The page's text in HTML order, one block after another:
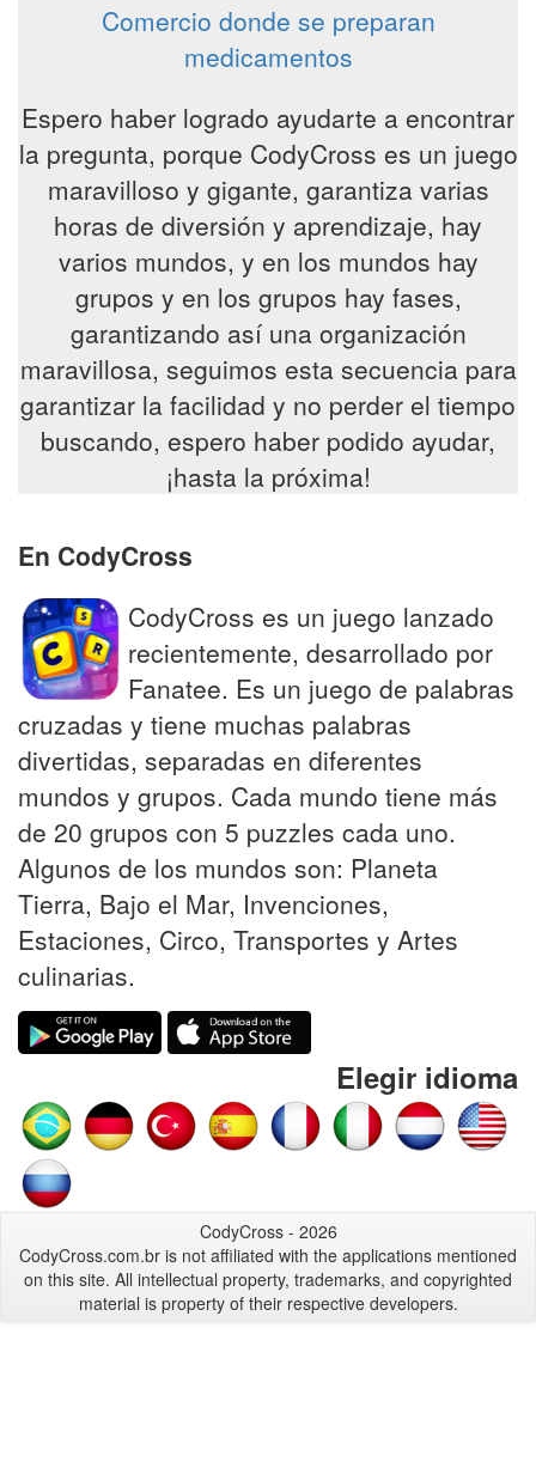
Comercio donde se preparan
medicamentos
Espero haber logrado ayudarte a encontrar
la pregunta, porque CodyCross es un juego
maravilloso y gigante, garantiza varias
horas de diversión y aprendizaje, hay
varios mundos, y en los mundos hay
grupos y en los grupos hay fases,
garantizando así una organización
maravillosa, seguimos esta secuencia para
garantizar la facilidad y no perder el tiempo
buscando, espero haber podido ayudar,
¡hasta la próxima!
En CodyCross
CodyCross es un juego lanzado
recientemente, desarrollado por
Fanatee. Es un juego de palabras
cruzadas y tiene muchas palabras
divertidas, separadas en diferentes
mundos y grupos. Cada mundo tiene más
de 20 grupos con 5 puzzles cada uno.
Algunos de los mundos son: Planeta
Tierra, Bajo el Mar, Invenciones,
Estaciones, Circo, Transportes y Artes
culinarias.
Elegir idioma
CodyCross - 2026
CodyCross.com.br is not affiliated with the applications mentioned
on this site. All intellectual property, trademarks, and copyrighted
material is property of their respective developers.